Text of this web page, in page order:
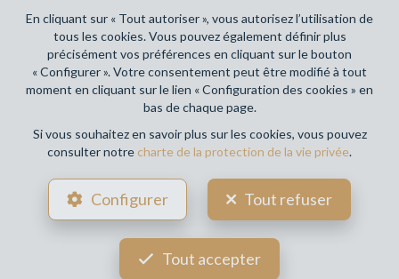
En cliquant sur « Tout autoriser », vous autorisez l’utilisation de
tous les cookies. Vous pouvez également définir plus
précisément vos préférences en cliquant sur le bouton
« Configurer ». Votre consentement peut être modifié à tout
moment en cliquant sur le lien « Configuration des cookies » en
bas de chaque page.
Si vous souhaitez en savoir plus sur les cookies, vous pouvez
consulter notre charte de la protection de la vie privée.
Configurer Tout refuser
Tout accepter
Conditions générales d'utilisation du site
Charte de la protection de la vie privée
Configuration des cookies
POWERED BY
DESIGNED AND DEVELOPED BY
WEBULOUS.IMMO